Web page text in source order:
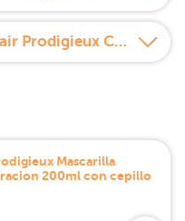
Propiedades de Nuxe Hair Prodigieux Champú Brillo
Mascarilla
200ml con cepillo